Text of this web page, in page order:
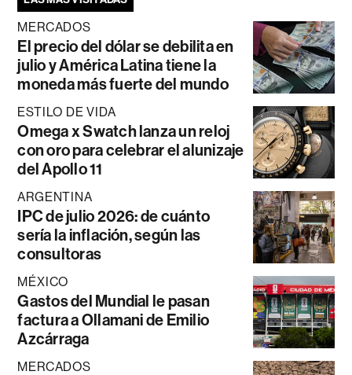
MERCADOS
El precio del dólar se debilita en
julio y América Latina tiene la
moneda más fuerte del mundo
ESTILO DE VIDA
Omega x Swatch lanza un reloj
con oro para celebrar el alunizaje
del Apollo 11
ARGENTINA
IPC de julio 2026: de cuánto
sería la inflación, según las
consultoras
MÉXICO
Gastos del Mundial le pasan
factura a Ollamani de Emilio
Azcárraga
MERCADOS